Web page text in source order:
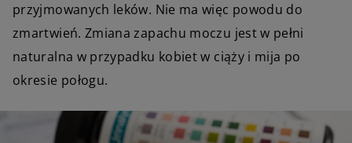
przyjmowanych leków. Nie ma więc powodu do
zmartwień. Zmiana zapachu moczu jest w pełni
naturalna w przypadku kobiet w ciąży i mija po
okresie połogu.